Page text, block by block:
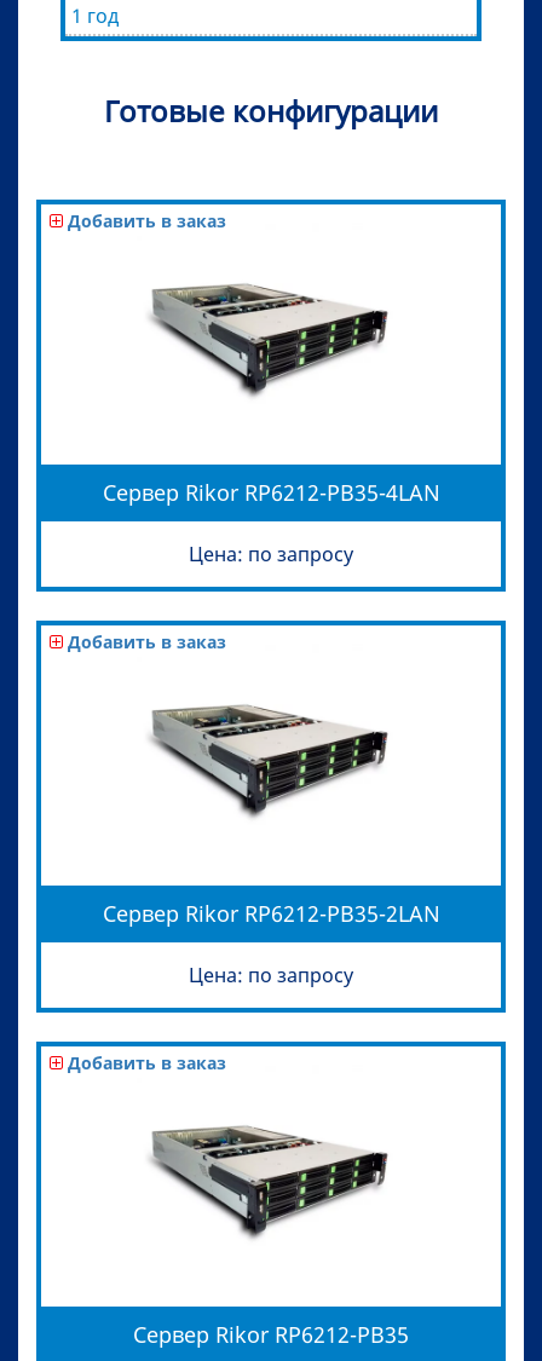
1 год
Готовые конфигурации
Добавить в заказ
Сервер Rikor RP6212-PB35-4LAN
Цена: по запросу
Добавить в заказ
Сервер Rikor RP6212-PB35-2LAN
Цена: по запросу
Добавить в заказ
Сервер Rikor RP6212-PB35